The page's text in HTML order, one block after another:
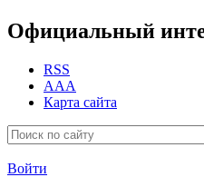
Официальный
RSS
AAA
Карта сайта
Войти